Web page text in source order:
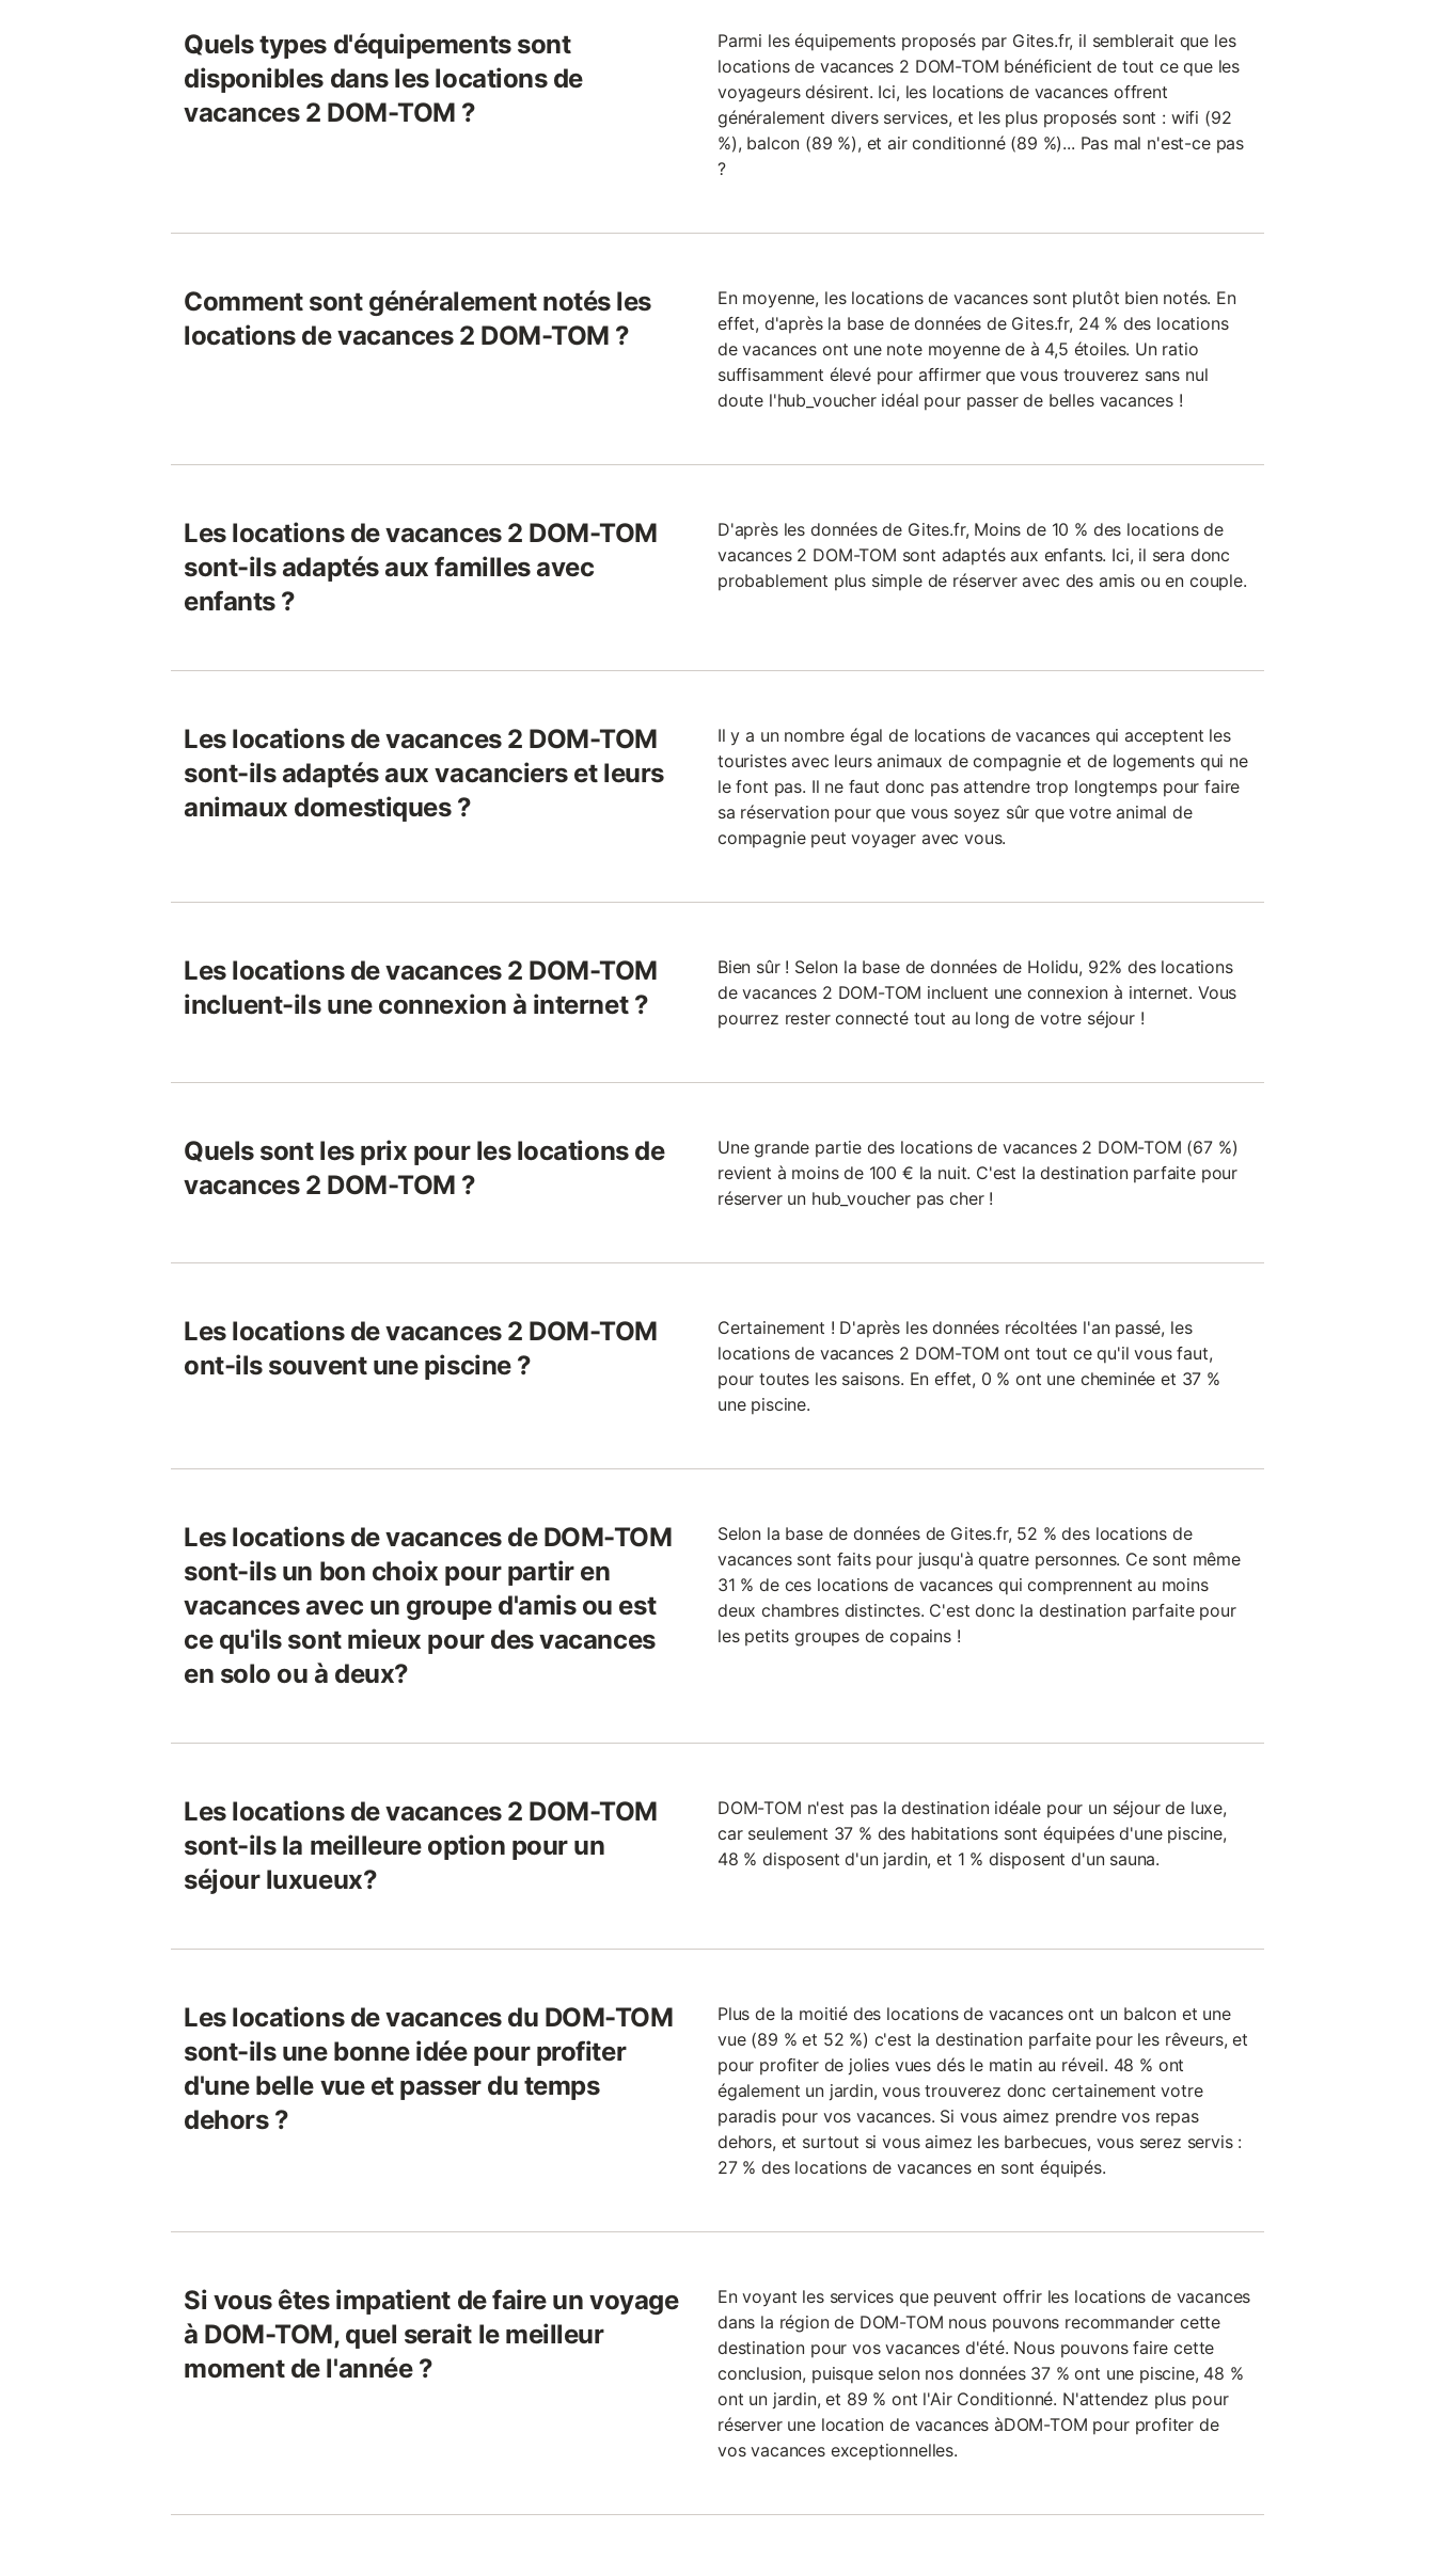
Quels types d'équipements sont
disponibles dans les locations de
vacances 2 DOM-TOM ?
Parmi les équipements proposés par Gites.fr, il semblerait que les
locations de vacances 2 DOM-TOM bénéficient de tout ce que les
voyageurs désirent. Ici, les locations de vacances offrent
généralement divers services, et les plus proposés sont : wifi (92
%), balcon (89 %), et air conditionné (89 %)... Pas mal n'est-ce pas
?
Comment sont généralement notés les
locations de vacances 2 DOM-TOM ?
En moyenne, les locations de vacances sont plutôt bien notés. En
effet, d'après la base de données de Gites.fr, 24 % des locations
de vacances ont une note moyenne de à 4,5 étoiles. Un ratio
suffisamment élevé pour affirmer que vous trouverez sans nul
doute l'hub_voucher idéal pour passer de belles vacances !
Les locations de vacances 2 DOM-TOM
sont-ils adaptés aux familles avec
enfants ?
D'après les données de Gites.fr, Moins de 10 % des locations de
vacances 2 DOM-TOM sont adaptés aux enfants. Ici, il sera donc
probablement plus simple de réserver avec des amis ou en couple.
Les locations de vacances 2 DOM-TOM
sont-ils adaptés aux vacanciers et leurs
animaux domestiques ?
Il y a un nombre égal de locations de vacances qui acceptent les
touristes avec leurs animaux de compagnie et de logements qui ne
le font pas. Il ne faut donc pas attendre trop longtemps pour faire
sa réservation pour que vous soyez sûr que votre animal de
compagnie peut voyager avec vous.
Les locations de vacances 2 DOM-TOM
incluent-ils une connexion à internet ?
Bien sûr ! Selon la base de données de Holidu, 92% des locations
de vacances 2 DOM-TOM incluent une connexion à internet. Vous
pourrez rester connecté tout au long de votre séjour !
Quels sont les prix pour les locations de
vacances 2 DOM-TOM ?
Une grande partie des locations de vacances 2 DOM-TOM (67 %)
revient à moins de 100 € la nuit. C'est la destination parfaite pour
réserver un hub_voucher pas cher !
Les locations de vacances 2 DOM-TOM
ont-ils souvent une piscine ?
Certainement ! D'après les données récoltées l'an passé, les
locations de vacances 2 DOM-TOM ont tout ce qu'il vous faut,
pour toutes les saisons. En effet, 0 % ont une cheminée et 37 %
une piscine.
Les locations de vacances de DOM-TOM
sont-ils un bon choix pour partir en
vacances avec un groupe d'amis ou est
ce qu'ils sont mieux pour des vacances
en solo ou à deux?
Selon la base de données de Gites.fr, 52 % des locations de
vacances sont faits pour jusqu'à quatre personnes. Ce sont même
31 % de ces locations de vacances qui comprennent au moins
deux chambres distinctes. C'est donc la destination parfaite pour
les petits groupes de copains !
Les locations de vacances 2 DOM-TOM
sont-ils la meilleure option pour un
séjour luxueux?
DOM-TOM n'est pas la destination idéale pour un séjour de luxe,
car seulement 37 % des habitations sont équipées d'une piscine,
48 % disposent d'un jardin, et 1 % disposent d'un sauna.
Les locations de vacances du DOM-TOM
sont-ils une bonne idée pour profiter
d'une belle vue et passer du temps
dehors ?
Plus de la moitié des locations de vacances ont un balcon et une
vue (89 % et 52 %) c'est la destination parfaite pour les rêveurs, et
pour profiter de jolies vues dés le matin au réveil. 48 % ont
également un jardin, vous trouverez donc certainement votre
paradis pour vos vacances. Si vous aimez prendre vos repas
dehors, et surtout si vous aimez les barbecues, vous serez servis :
27 % des locations de vacances en sont équipés.
Si vous êtes impatient de faire un voyage
à DOM-TOM, quel serait le meilleur
moment de l'année ?
En voyant les services que peuvent offrir les locations de vacances
dans la région de DOM-TOM nous pouvons recommander cette
destination pour vos vacances d'été. Nous pouvons faire cette
conclusion, puisque selon nos données 37 % ont une piscine, 48 %
ont un jardin, et 89 % ont l'Air Conditionné. N'attendez plus pour
réserver une location de vacances àDOM-TOM pour profiter de
vos vacances exceptionnelles.